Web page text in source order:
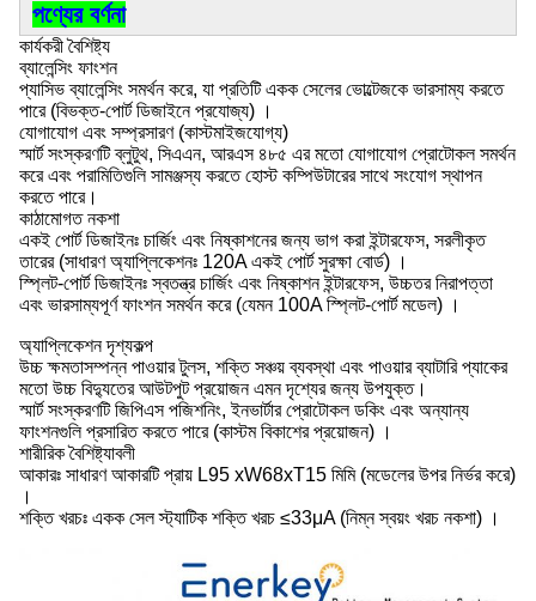
পণ্যের বর্ণনা
কার্যকরী বৈশিষ্ট্য
ব্যালেন্সিং ফাংশন
প্যাসিভ ব্যালেন্সিং সমর্থন করে, যা প্রতিটি একক সেলের ভোল্টেজকে ভারসাম্য করতে
পারে (বিভক্ত-পোর্ট ডিজাইনে প্রযোজ্য) ।
যোগাযোগ এবং সম্প্রসারণ (কাস্টমাইজযোগ্য)
স্মার্ট সংস্করণটি ব্লুটুথ, সিএএন, আরএস ৪৮৫ এর মতো যোগাযোগ প্রোটোকল সমর্থন
করে এবং পরামিতিগুলি সামঞ্জস্য করতে হোস্ট কম্পিউটারের সাথে সংযোগ স্থাপন
করতে পারে।
কাঠামোগত নকশা
একই পোর্ট ডিজাইনঃ চার্জিং এবং নিষ্কাশনের জন্য ভাগ করা ইন্টারফেস, সরলীকৃত
তারের (সাধারণ অ্যাপ্লিকেশনঃ 120A একই পোর্ট সুরক্ষা বোর্ড) ।
স্প্লিট-পোর্ট ডিজাইনঃ স্বতন্ত্র চার্জিং এবং নিষ্কাশন ইন্টারফেস, উচ্চতর নিরাপত্তা
এবং ভারসাম্যপূর্ণ ফাংশন সমর্থন করে (যেমন 100A স্প্লিট-পোর্ট মডেল) ।
অ্যাপ্লিকেশন দৃশ্যকল্প
উচ্চ ক্ষমতাসম্পন্ন পাওয়ার টুলস, শক্তি সঞ্চয় ব্যবস্থা এবং পাওয়ার ব্যাটারি প্যাকের
মতো উচ্চ বিদ্যুতের আউটপুট প্রয়োজন এমন দৃশ্যের জন্য উপযুক্ত।
স্মার্ট সংস্করণটি জিপিএস পজিশনিং, ইনভার্টার প্রোটোকল ডকিং এবং অন্যান্য
ফাংশনগুলি প্রসারিত করতে পারে (কাস্টম বিকাশের প্রয়োজন) ।
শারীরিক বৈশিষ্ট্যাবলী
আকারঃ সাধারণ আকারটি প্রায় L95 xW68xT15 মিমি (মডেলের উপর নির্ভর করে)
।
শক্তি খরচঃ একক সেল স্ট্যাটিক শক্তি খরচ ≤33μA (নিম্ন স্বয়ং খরচ নকশা) ।